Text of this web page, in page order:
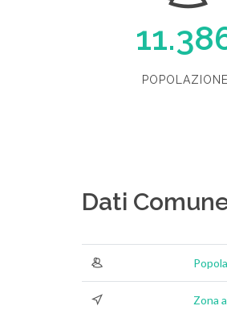
POPOLAZIONE
Dati
Zona